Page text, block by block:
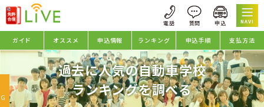
NAVI
ガイド オススメ 申込情報 ランキング 申込手順 支払方法
過去に人気の自動車学校
ランキングを調べる